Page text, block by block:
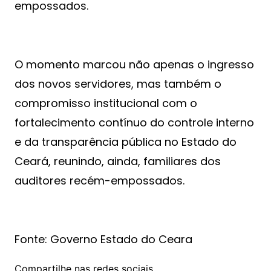
empossados.
O momento marcou não apenas o ingresso
dos novos servidores, mas também o
compromisso institucional com o
fortalecimento contínuo do controle interno
e da transparência pública no Estado do
Ceará, reunindo, ainda, familiares dos
auditores recém-empossados.
Fonte: Governo Estado do Ceara